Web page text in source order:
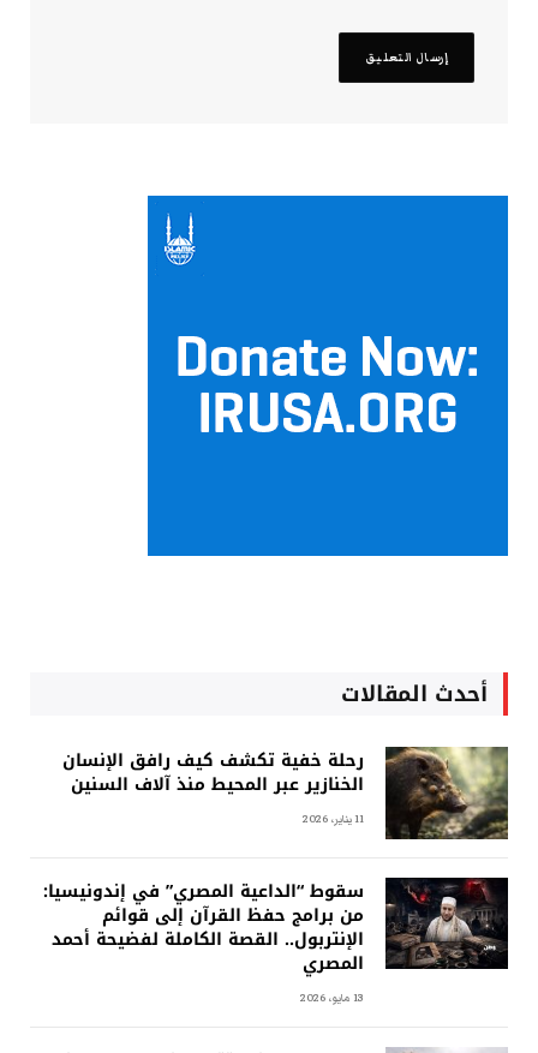
أحدث المقالات
رحلة خفية تكشف كيف رافق الإنسان
الخنازير عبر المحيط منذ آلاف السنين
11 يناير، 2026
سقوط “الداعية المصري” في إندونيسيا:
من برامج حفظ القرآن إلى قوائم
الإنتربول.. القصة الكاملة لفضيحة أحمد
المصري
13 مايو، 2026